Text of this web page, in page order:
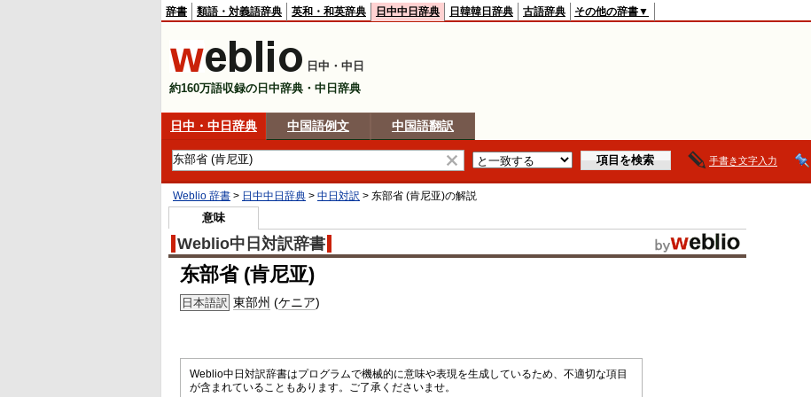
辞書 類語・対義語辞典 英和・和英辞典 日中中日辞典 日韓韓日辞典 古語辞典 その他の辞書▼
日中・中日
約160万語収録の日中辞典・中日辞典
日中・中日辞典 中国語例文 中国語翻訳
手書き文字入力
Weblio 辞書 > 日中中日辞典 > 中日対訳 > 东部省 (肯尼亚)の解説
意味
Weblio中日対訳辞書
东部省 (肯尼亚)
日本語訳 東部州 (ケニア)
Weblio中日対訳辞書はプログラムで機械的に意味や表現を生成しているため、不適切な項目
が含まれていることもあります。ご了承くださいませ。